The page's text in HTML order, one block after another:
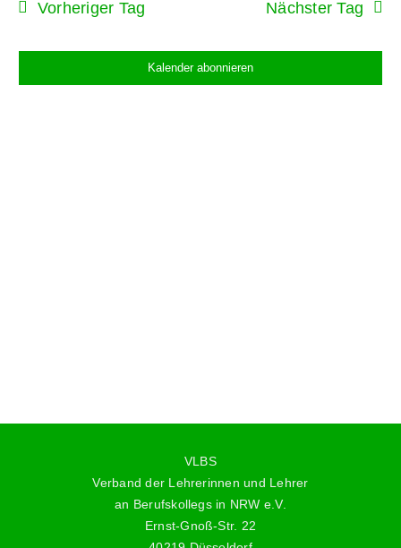
Vorheriger Tag Nächster Tag
Kalender abonnieren
VLBS
Verband der Lehrerinnen und Lehrer
an Berufskollegs in NRW e.V.
Ernst-Gnoß-Str. 22